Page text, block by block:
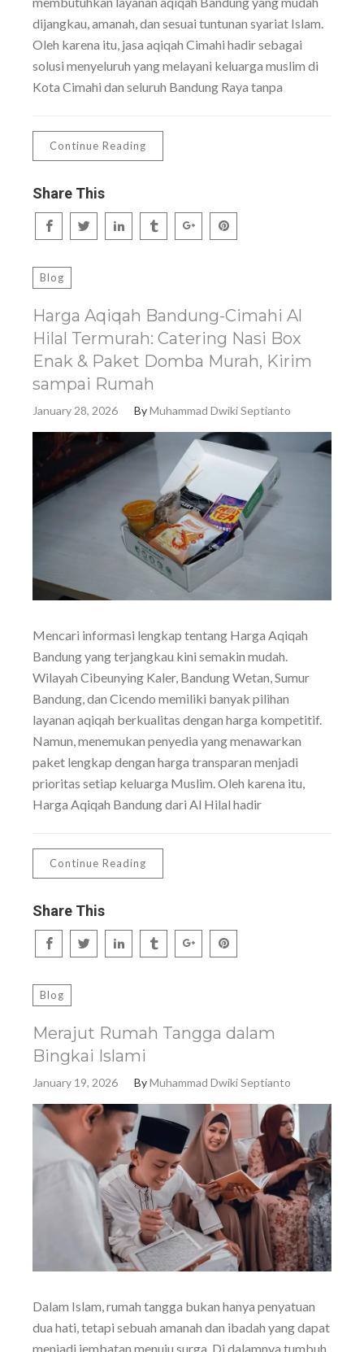
dijangkau, amanah, dan sesuai tuntunan syariat Islam.
Oleh karena itu, jasa aqiqah Cimahi hadir sebagai
solusi menyeluruh yang melayani keluarga muslim di
Kota Cimahi dan seluruh Bandung Raya tanpa
Continue Reading
Share This
Blog
Harga Aqiqah Bandung-Cimahi Al
Hilal Termurah: Catering Nasi Box
Enak & Paket Domba Murah, Kirim
sampai Rumah
January 28, 2026 ByMuhammad Dwiki Septianto
Mencari informasi lengkap tentang Harga Aqiqah
Bandung yang terjangkau kini semakin mudah.
Wilayah Cibeunying Kaler, Bandung Wetan, Sumur
Bandung, dan Cicendo memiliki banyak pilihan
layanan aqiqah berkualitas dengan harga kompetitif.
Namun, menemukan penyedia yang menawarkan
paket lengkap dengan harga transparan menjadi
prioritas setiap keluarga Muslim. Oleh karena itu,
Harga Aqiqah Bandung dari Al Hilal hadir
Continue Reading
Share This
Blog
Merajut Rumah Tangga dalam
Bingkai Islami
January 19, 2026 ByMuhammad Dwiki Septianto
Dalam Islam, rumah tangga bukan hanya penyatuan
dua hati, tetapi sebuah amanah dan ibadah yang dapat
menjadi jembatan menuju surga. Di dalamnya tumbuh